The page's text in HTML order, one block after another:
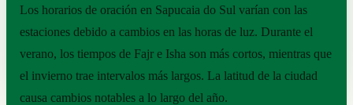
Los horarios de oración en Sapucaia do Sul varían con las
estaciones debido a cambios en las horas de luz. Durante el
verano, los tiempos de Fajr e Isha son más cortos, mientras que
el invierno trae intervalos más largos. La latitud de la ciudad
causa cambios notables a lo largo del año.